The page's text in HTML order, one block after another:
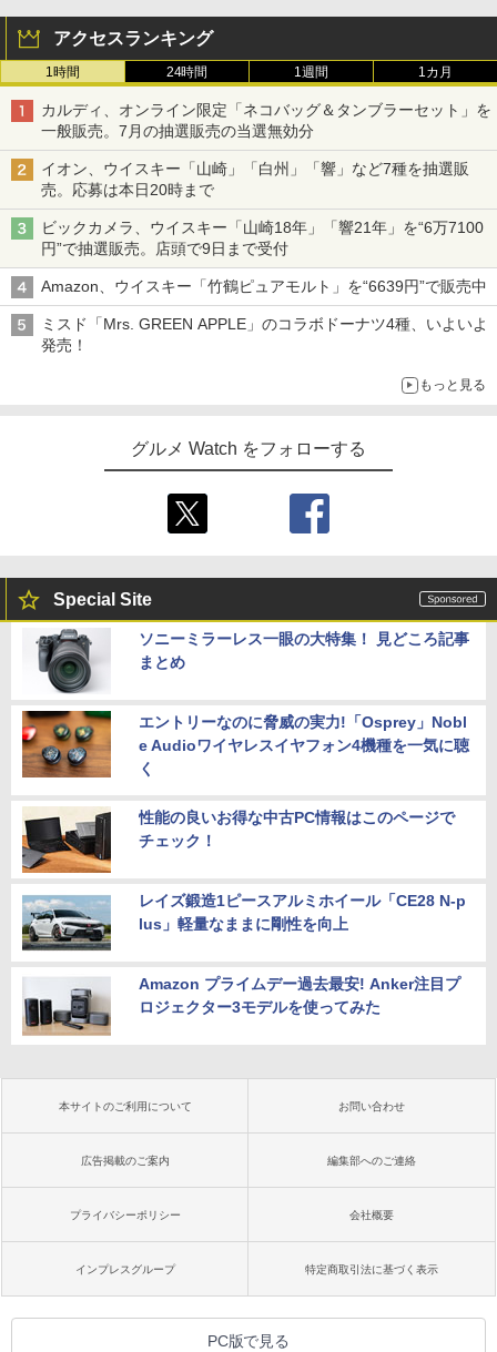
アクセスランキング
1時間 24時間 1週間 1カ月
カルディ、オンライン限定「ネコバッグ＆タンブラーセット」を
一般販売。7月の抽選販売の当選無効分
イオン、ウイスキー「山崎」「白州」「響」など7種を抽選販
売。応募は本日20時まで
ビックカメラ、ウイスキー「山崎18年」「響21年」を“6万7100
円”で抽選販売。店頭で9日まで受付
Amazon、ウイスキー「竹鶴ピュアモルト」を“6639円”で販売中
ミスド「Mrs. GREEN APPLE」のコラボドーナツ4種、いよいよ
発売！
もっと見る
グルメ Watch をフォローする
Special Site
ソニーミラーレス一眼の大特集！ 見どころ記事
まとめ
エントリーなのに脅威の実力!「Osprey」Nobl
e Audioワイヤレスイヤフォン4機種を一気に聴
く
性能の良いお得な中古PC情報はこのページで
チェック！
レイズ鍛造1ピースアルミホイール「CE28 N-p
lus」軽量なままに剛性を向上
Amazon プライムデー過去最安! Anker注目プ
ロジェクター3モデルを使ってみた
本サイトのご利用について お問い合わせ
広告掲載のご案内 編集部へのご連絡
プライバシーポリシー 会社概要
インプレスグループ 特定商取引法に基づく表示
PC版で見る